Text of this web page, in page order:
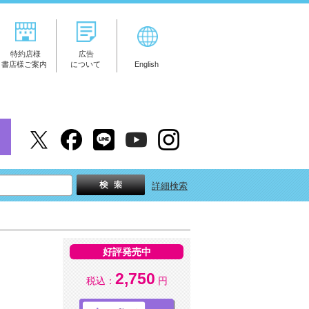
特約店様
書店様ご案内
広告
について
English
詳細検索
好評発売中
税込： 2,750 円